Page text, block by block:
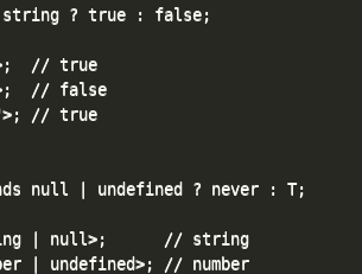
string ? true : false;
// true
// false
// true
null | undefined ? never : T;
| null>;      // string
| undefined>; // number